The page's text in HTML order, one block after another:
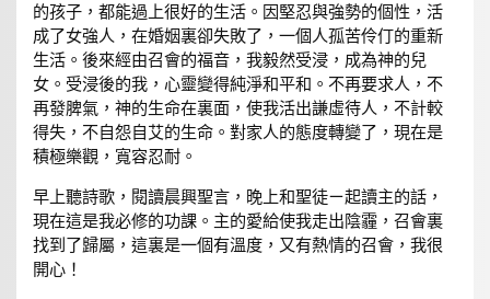
的孩子，都能過上很好的生活。因堅忍與強勢的個性，活
成了女強人，在婚姻裏卻失敗了，一個人孤苦伶仃的重新
生活。後來經由召會的福音，我毅然受浸，成為神的兒
女。受浸後的我，心靈變得純淨和平和。不再要求人，不
再發脾氣，神的生命在裏面，使我活出謙虛待人，不計較
得失，不自怨自艾的生命。對家人的態度轉變了，現在是
積極樂觀，寬容忍耐。
早上聽詩歌，閱讀晨興聖言，晚上和聖徒ㄧ起讀主的話，
現在這是我必修的功課。主的愛給使我走出陰霾，召會裏
找到了歸屬，這裏是一個有溫度，又有熱情的召會，我很
開心！